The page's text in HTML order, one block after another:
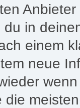
du in
einem
neue
die